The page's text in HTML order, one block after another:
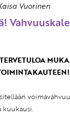
Vuorinen
kuukausi.